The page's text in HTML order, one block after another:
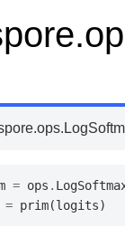
= ops .
= prim(logits)